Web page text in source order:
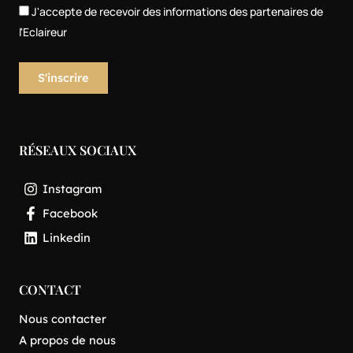
J'accepte de recevoir des informations des partenaires de
l'Eclaireur
RÉSEAUX SOCIAUX
Instagram
Facebook
Linkedin
CONTACT
Nous contacter
A propos de nous